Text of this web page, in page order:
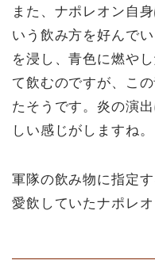
また、ナポレオン自身
いう飲み方を好んで
を浸し、青色に燃や
て飲むのですが、こ
たそうです。炎の演
しい感じがしますね。
軍隊の飲み物に指定
愛飲していたナポレ